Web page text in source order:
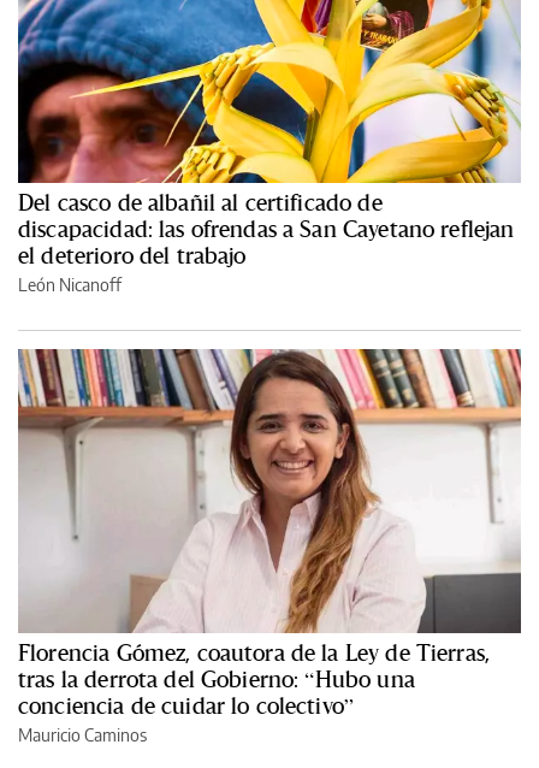
Del casco de albañil al certificado de
discapacidad: las ofrendas a San Cayetano reflejan
el deterioro del trabajo
León Nicanoff
Florencia Gómez, coautora de la Ley de Tierras,
tras la derrota del Gobierno: “Hubo una
conciencia de cuidar lo colectivo”
Mauricio Caminos